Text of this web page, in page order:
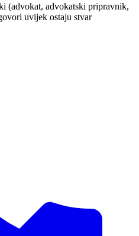
(advokat, advokatski pripravnik,
uvijek ostaju stvar